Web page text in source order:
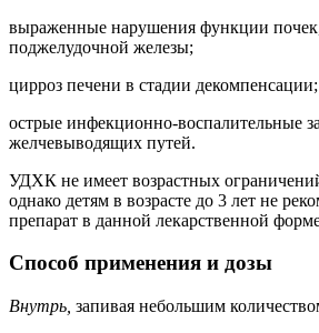
выраженные нарушения функции
поджелудочной железы;
цирроз печени в стадии декомпенсации;
острые инфекционно-воспалительные
желчевыводящих путей.
УДХК не имеет возрастных
однако детям в возрасте до 3 лет не
препарат в данной лекарственной
Способ применения и дозы
Внутрь, запивая небольшим